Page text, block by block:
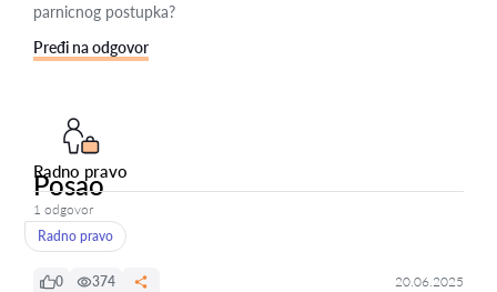
parnicnog postupka?
Pređi na odgovor
Radno pravo
Posao
1 odgovor
Radno pravo
0 374 20.06.2025